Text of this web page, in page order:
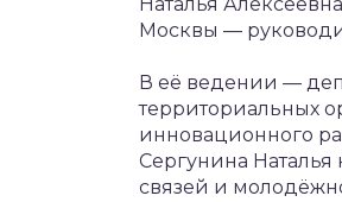
Москвы —
В её ведении —
территориальных
инновационного
Сергунина Наталья
связей и